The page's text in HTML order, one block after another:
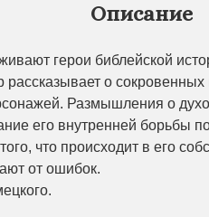
Описание
герои библейской
рассказывает о
Размышления о
его внутренней борьбы
что происходит в его
от ошибок.